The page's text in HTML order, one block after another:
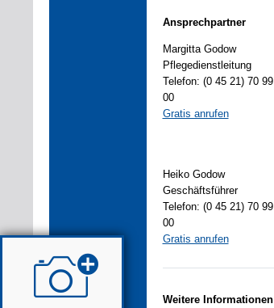
Ansprechpartner
Margitta Godow
Pflegedienstleitung
Telefon: (0 45 21) 70 99
00
Gratis anrufen
Heiko Godow
Geschäftsführer
Telefon: (0 45 21) 70 99
00
Gratis anrufen
Weitere Informationen